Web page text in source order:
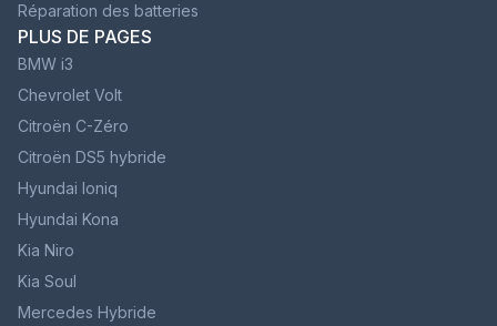
Réparation des batteries
PLUS DE PAGES
BMW i3
Chevrolet Volt
Citroën C-Zéro
Citroën DS5 hybride
Hyundai Ioniq
Hyundai Kona
Kia Niro
Kia Soul
Mercedes Hybride